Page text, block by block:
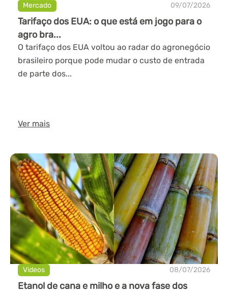
Mercado 09/07/2026
Tarifaço dos EUA: o que está em jogo para o
agro bra...
O tarifaço dos EUA voltou ao radar do agronegócio
brasileiro porque pode mudar o custo de entrada
de parte dos...
Ver mais
Videos 08/07/2026
Etanol de cana e milho e a nova fase dos